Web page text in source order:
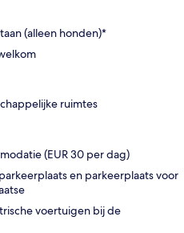
(alleen honden)*
ruimtes
(EUR 30 per dag)
en parkeerplaats voor
voertuigen bij de